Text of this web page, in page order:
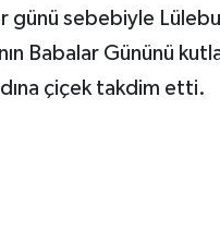
günü sebebiyle
Babalar Gününü
çiçek takdim etti.